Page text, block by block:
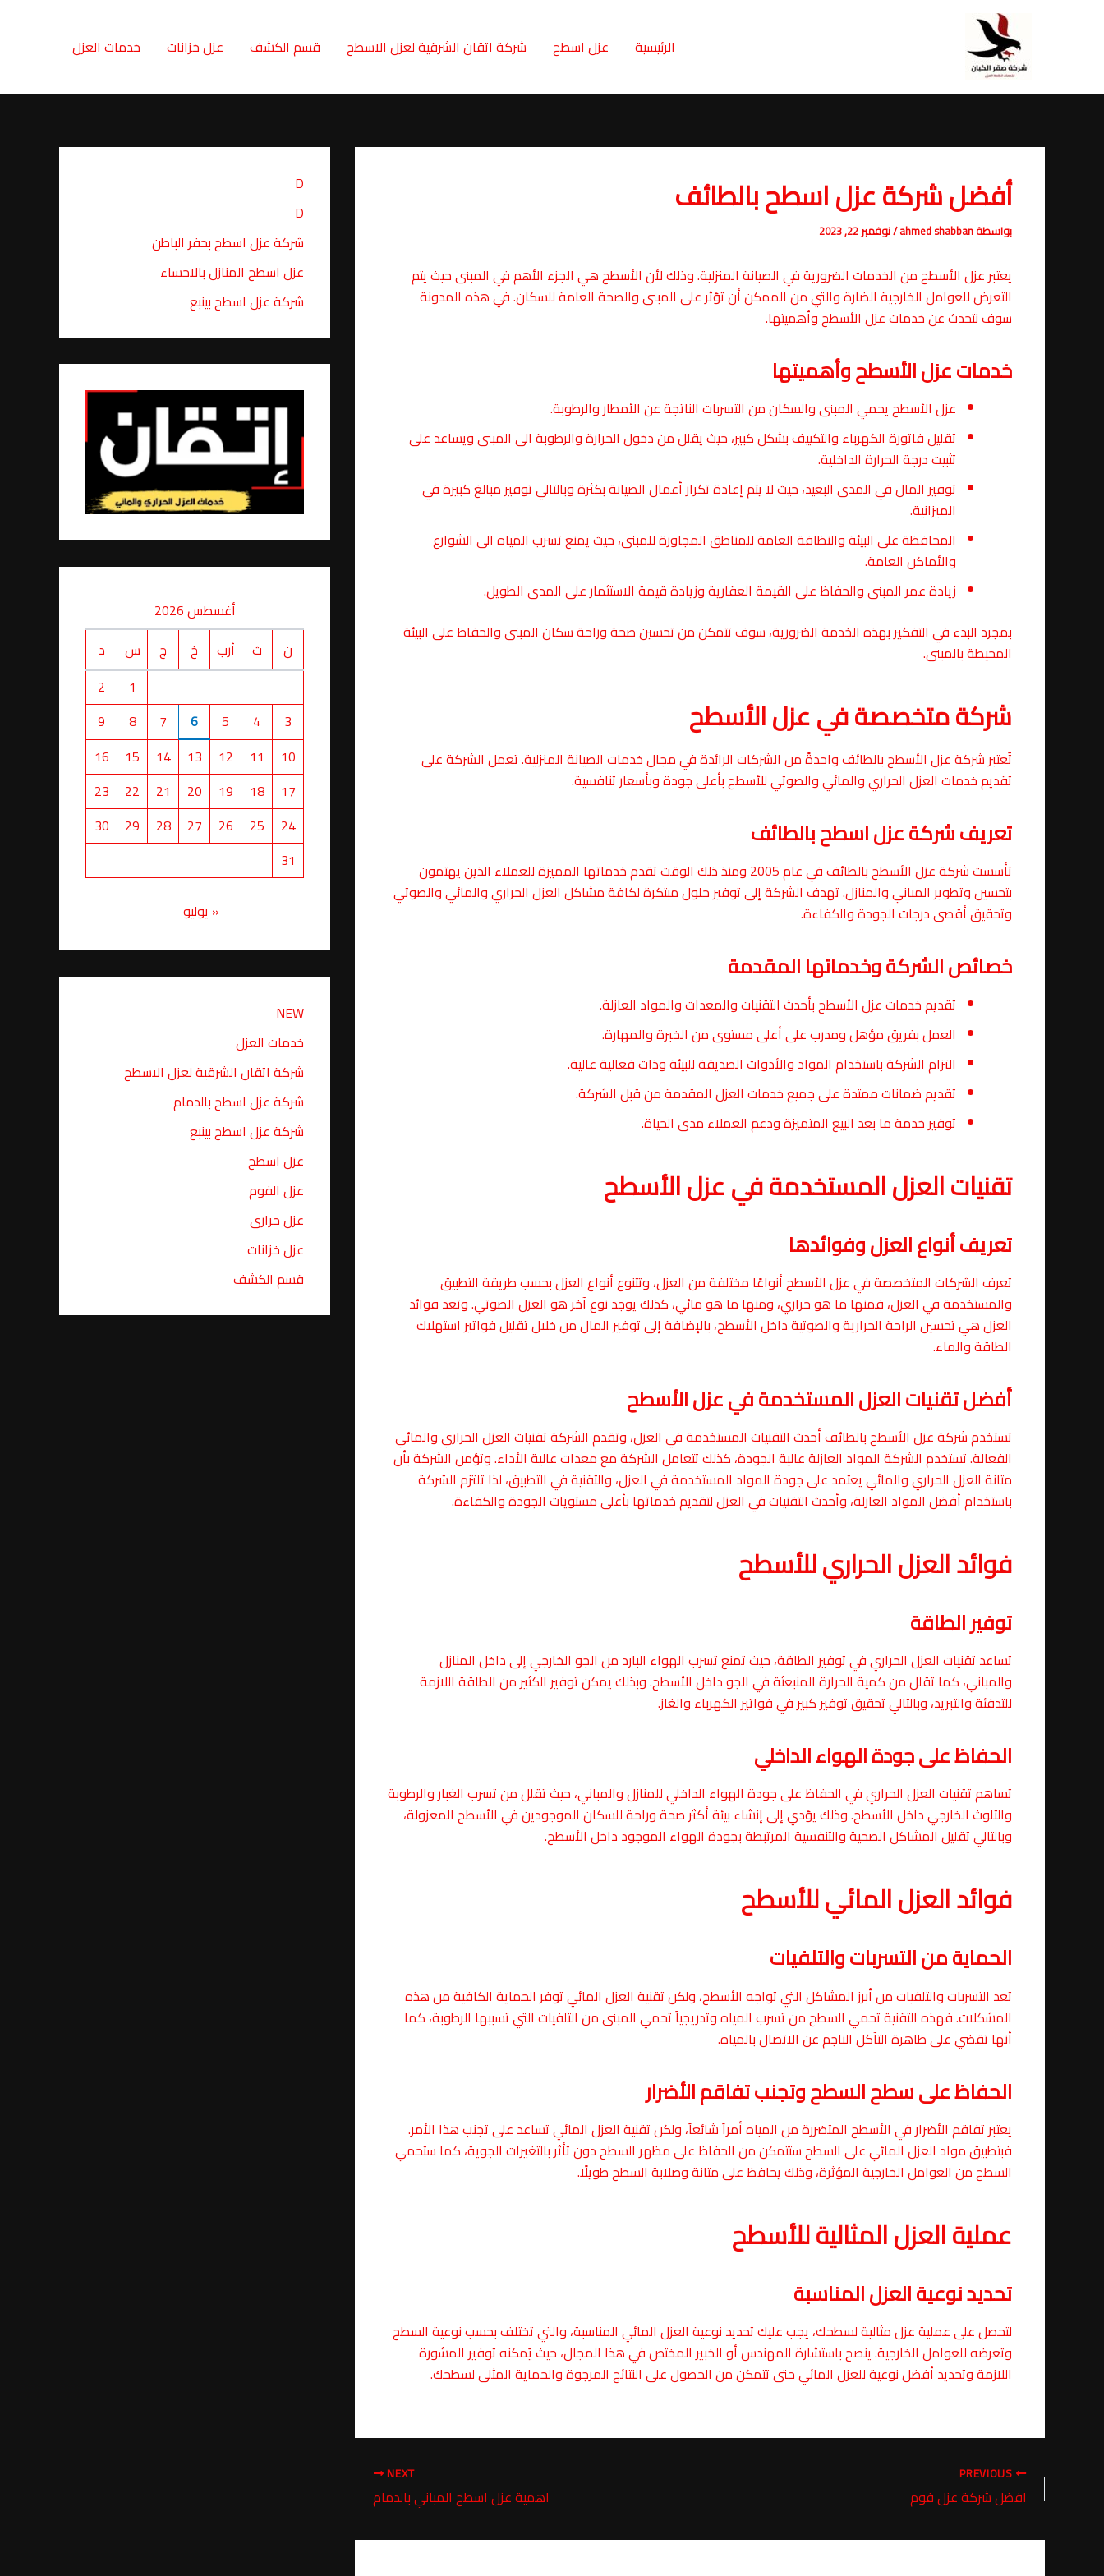
الرئيسية عزل اسطح شركة اتقان الشرقية لعزل الاسطح قسم الكشف عزل خزانات خدمات العزل
أفضل شركة عزل اسطح بالطائف
بواسطةahmed shabban
/نوفمبر 22, 2023
يعتبر عزل الأسطح من الخدمات الضرورية في الصيانة المنزلية. وذلك لأن الأسطح هي الجزء الأهم في المبنى حيث يتم
التعرض للعوامل الخارجية الضارة والتي من الممكن أن تؤثر على المبنى والصحة العامة للسكان. في هذه المدونة
سوف نتحدث عن خدمات عزل الأسطح وأهميتها.
خدمات عزل الأسطح وأهميتها
عزل الأسطح يحمي المبنى والسكان من التسربات الناتجة عن الأمطار والرطوبة.
تقليل فاتورة الكهرباء والتكييف بشكل كبير، حيث يقلل من دخول الحرارة والرطوبة الى المبنى ويساعد على
تثبيت درجة الحرارة الداخلية.
توفير المال في المدى البعيد، حيث لا يتم إعادة تكرار أعمال الصيانة بكثرة وبالتالي توفير مبالغ كبيرة في
الميزانية.
المحافظة على البيئة والنظافة العامة للمناطق المجاورة للمبنى، حيث يمنع تسرب المياه الى الشوارع
والأماكن العامة.
زيادة عمر المبنى والحفاظ على القيمة العقارية وزيادة قيمة الاستثمار على المدى الطويل.
بمجرد البدء في التفكير بهذه الخدمة الضرورية، سوف تتمكن من تحسين صحة وراحة سكان المبنى والحفاظ على البيئة
المحيطة بالمبنى.
شركة متخصصة في عزل الأسطح
تُعتبر شركة عزل الأسطح بالطائف واحدةً من الشركات الرائدة في مجال خدمات الصيانة المنزلية. تعمل الشركة على
تقديم خدمات العزل الحراري والمائي والصوتي للأسطح بأعلى جودة وبأسعار تنافسية.
تعريف شركة عزل اسطح بالطائف
تأسست شركة عزل الأسطح بالطائف في عام 2005 ومنذ ذلك الوقت تقدم خدماتها المميزة للعملاء الذين يهتمون
بتحسين وتطوير المباني والمنازل. تهدف الشركة إلى توفير حلول مبتكرة لكافة مشاكل العزل الحراري والمائي والصوتي
وتحقيق أقصى درجات الجودة والكفاءة.
خصائص الشركة وخدماتها المقدمة
تقديم خدمات عزل الأسطح بأحدث التقنيات والمعدات والمواد العازلة.
العمل بفريق مؤهل ومدرب على أعلى مستوى من الخبرة والمهارة.
التزام الشركة باستخدام المواد والأدوات الصديقة للبيئة وذات فعالية عالية.
تقديم ضمانات ممتدة على جميع خدمات العزل المقدمة من قبل الشركة.
توفير خدمة ما بعد البيع المتميزة ودعم العملاء مدى الحياة.
تقنيات العزل المستخدمة في عزل الأسطح
تعريف أنواع العزل وفوائدها
تعرف الشركات المتخصصة في عزل الأسطح أنواعًا مختلفة من العزل، وتتنوع أنواع العزل بحسب طريقة التطبيق
والمستخدمة في العزل، فمنها ما هو حراري، ومنها ما هو مائي، كذلك يوجد نوع آخر هو العزل الصوتي. وتعد فوائد
العزل هي تحسين الراحة الحرارية والصوتية داخل الأسطح، بالإضافة إلى توفير المال من خلال تقليل فواتير استهلاك
الطاقة والماء.
أفضل تقنيات العزل المستخدمة في عزل الأسطح
تستخدم شركة عزل الأسطح بالطائف أحدث التقنيات المستخدمة في العزل، وتقدم الشركة تقنيات العزل الحراري والمائي
الفعالة. تستخدم الشركة المواد العازلة عالية الجودة، كذلك تتعامل الشركة مع معدات عالية الأداء. وتؤمن الشركة بأن
متانة العزل الحراري والمائي يعتمد على جودة المواد المستخدمة في العزل، والتقنية في التطبيق، لذا تلتزم الشركة
باستخدام أفضل المواد العازلة، وأحدث التقنيات في العزل لتقديم خدماتها بأعلى مستويات الجودة والكفاءة.
فوائد العزل الحراري للأسطح
توفير الطاقة
تساعد تقنيات العزل الحراري في توفير الطاقة، حيث تمنع تسرب الهواء البارد من الجو الخارجي إلى داخل المنازل
والمباني، كما تقلل من كمية الحرارة المنبعثة في الجو داخل الأسطح. وبذلك يمكن توفير الكثير من الطاقة اللازمة
للتدفئة والتبريد، وبالتالي تحقيق توفير كبير في فواتير الكهرباء والغاز.
الحفاظ على جودة الهواء الداخلي
تساهم تقنيات العزل الحراري في الحفاظ على جودة الهواء الداخلي للمنازل والمباني، حيث تقلل من تسرب الغبار والرطوبة
والتلوث الخارجي داخل الأسطح. وذلك يؤدي إلى إنشاء بيئة أكثر صحة وراحة للسكان الموجودين في الأسطح المعزولة،
وبالتالي تقليل المشاكل الصحية والتنفسية المرتبطة بجودة الهواء الموجود داخل الأسطح.
فوائد العزل المائي للأسطح
الحماية من التسربات والتلفيات
تعد التسربات والتلفيات من أبرز المشاكل التي تواجه الأسطح، ولكن تقنية العزل المائي توفر الحماية الكافية من هذه
المشكلات. فهذه التقنية تحمي السطح من تسرب المياه وتدريجياً تحمي المبنى من التلفيات التي تسببها الرطوبة، كما
أنها تقضي على ظاهرة التآكل الناجم عن الاتصال بالمياه.
الحفاظ على سطح السطح وتجنب تفاقم الأضرار
يعتبر تفاقم الأضرار في الأسطح المتضررة من المياه أمراً شائعاً، ولكن تقنية العزل المائي تساعد على تجنب هذا الأمر.
فبتطبيق مواد العزل المائي على السطح ستتمكن من الحفاظ على مظهر السطح دون تأثر بالتغيرات الجوية، كما ستحمي
السطح من العوامل الخارجية المؤثرة، وذلك يحافظ على متانة وصلابة السطح طويلًا.
عملية العزل المثالية للأسطح
تحديد نوعية العزل المناسبة
لتحصل على عملية عزل مثالية لسطحك، يجب عليك تحديد نوعية العزل المائي المناسبة، والتي تختلف بحسب نوعية السطح
وتعرضه للعوامل الخارجية. ينصح باستشارة المهندس أو الخبير المختص في هذا المجال، حيث يُمكنه توفير المشورة
اللازمة وتحديد أفضل نوعية للعزل المائي حتى تتمكن من الحصول على النتائج المرجوة والحماية المثلى لسطحك.
navigation
افضل شركة عزل فوم
NEXT
اهمية عزل اسطح المباني بالدمام
D
D
شركة عزل اسطح بحفر الباطن
عزل اسطح المنازل بالاحساء
شركة عزل اسطح بينبع
أغسطس 2026
ن
ث أرب خ ج س
د
1
2
3
4
5
6
7
8
9
10
11
12
13
14
15
16
17
18
19
20
21
22
23
24
25
26
27
28
29
30
31
« يوليو
NEW
خدمات العزل
شركة اتقان الشرقية لعزل الاسطح
شركة عزل اسطح بالدمام
شركة عزل اسطح بينبع
عزل اسطح
عزل الفوم
عزل حرارى
عزل خزانات
قسم الكشف